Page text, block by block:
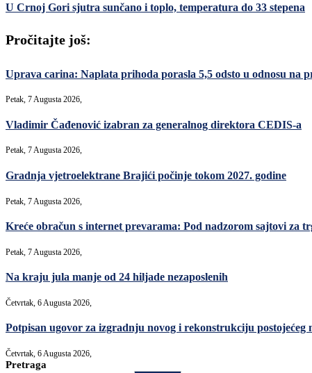
U Crnoj Gori sjutra sunčano i toplo, temperatura do 33 stepena
Pročitajte još:
Uprava carina: Naplata prihoda porasla 5,5 odsto u odnosu na
Petak, 7 Augusta 2026,
Vladimir Čađenović izabran za generalnog direktora CEDIS-a
Petak, 7 Augusta 2026,
Gradnja vjetroelektrane Brajići počinje tokom 2027. godine
Petak, 7 Augusta 2026,
Kreće obračun s internet prevarama: Pod nadzorom sajtovi za
Petak, 7 Augusta 2026,
Na kraju jula manje od 24 hiljade nezaposlenih
Četvrtak, 6 Augusta 2026,
Potpisan ugovor za izgradnju novog i rekonstrukciju postojećeg
Četvrtak, 6 Augusta 2026,
Pretraga